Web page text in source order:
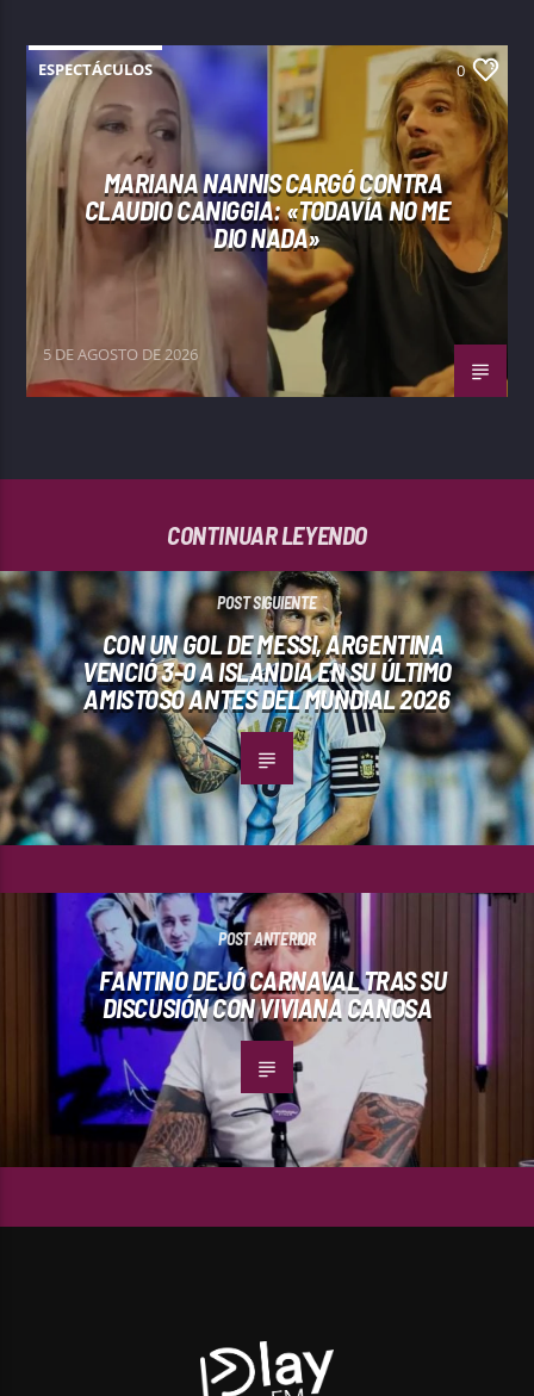
ESPECTÁCULOS 0
MARIANA NANNIS CARGÓ CONTRA
CLAUDIO CANIGGIA: «TODAVÍA NO ME
DIO NADA»
5 DE AGOSTO DE 2026
CONTINUAR LEYENDO
POST SIGUIENTE
CON UN GOL DE MESSI, ARGENTINA
VENCIÓ 3-0 A ISLANDIA EN SU ÚLTIMO
AMISTOSO ANTES DEL MUNDIAL 2026
POST ANTERIOR
FANTINO DEJÓ CARNAVAL TRAS SU
DISCUSIÓN CON VIVIANA CANOSA